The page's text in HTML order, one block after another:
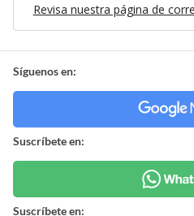
Revisa nuestra página de
Síguenos en:
Suscríbete en:
Suscríbete en: